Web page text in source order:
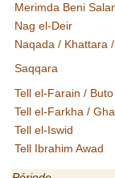
Merimda Beni
Nag el-Deir
Naqada / Khattara
Saqqara
Tell el-Farain /
Tell el-Farkha /
Tell el-Iswid
Tell Ibrahim Awad